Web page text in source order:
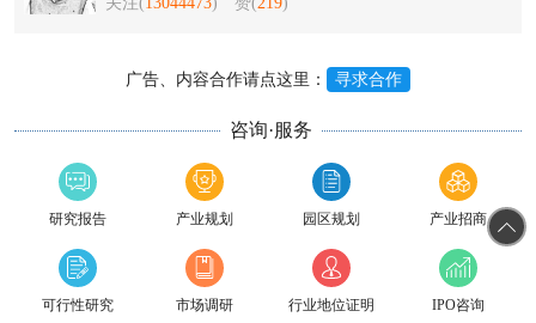
广告、内容合作请点这里： 寻求合作
咨询·服务
研究报告 产业规划 园区规划 产业招商
可行性研究 市场调研 行业地位证明 IPO咨询